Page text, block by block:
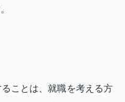
ことは、就職を考える方